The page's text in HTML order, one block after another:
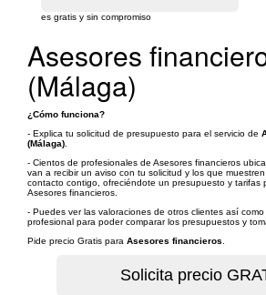
es gratis y sin compromiso
Asesores
(Málaga)
¿Cómo funciona?
- Explica tu solicitud de presupuesto para el servicio de
(Málaga)
- Cientos de profesionales de Asesores financieros
van a recibir un aviso con tu solicitud y los que
contacto contigo, ofreciéndote un presupuesto y tarifas
Asesores financieros.
- Puedes ver las valoraciones de otros clientes así
profesional para poder comparar los presupuestos y
Pide precio Gratis para Asesores financieros